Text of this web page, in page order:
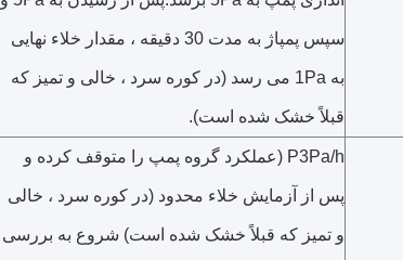
سپس پمپاژ به مدت 30 دقیقه ، مقدار خلاء نهایی
به 1Pa می رسد (در کوره سرد ، خالی و تمیز که
قبلاً خشک شده است).
P3Pa/h (عملکرد گروه پمپ را متوقف کرده و
پس از آزمایش خلاء محدود (در کوره سرد ، خالی
و تمیز که قبلاً خشک شده است) شروع به بررسی